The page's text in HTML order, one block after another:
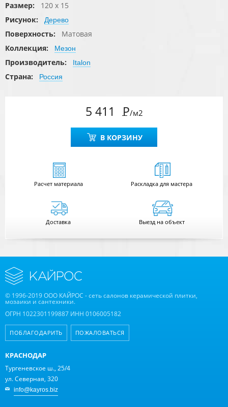
Размер:
120 x 15
Рисунок:
Дерево
Поверхность:
Матовая
Коллекция:
Мезон
Производитель: Italon
Страна: Россия
5 411 Р/м2
В КОРЗИНУ
Расчетматериала Раскладка для мастера
Доставка Выезд на объект
© 1996-2019 ООО КАЙРОС - сеть салонов керамической плитки,
мозаики и сантехники.
ОГРН 1022301199887 ИНН 0106005182
ПОБЛАГОДАРИТЬ ПОЖАЛОВАТЬСЯ
КРАСНОДАР
Тургеневское ш., 25/4
ул. Северная, 320
info@kayros.biz